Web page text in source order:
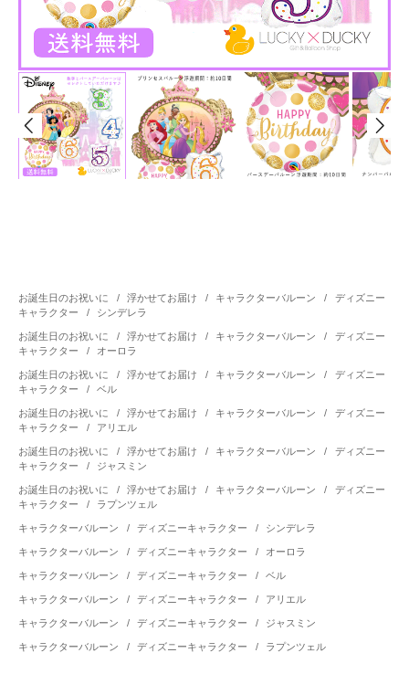
お誕生日のお祝いに / 浮かせてお届け / キャラクターバルーン /
ディズニー
キャラクター
/ シンデレラ
お誕生日のお祝いに / 浮かせてお届け / キャラクターバルーン /
ディズニー
キャラクター
/ オーロラ
お誕生日のお祝いに / 浮かせてお届け / キャラクターバルーン /
ディズニー
キャラクター
/ ベル
お誕生日のお祝いに / 浮かせてお届け / キャラクターバルーン /
ディズニー
キャラクター
/ アリエル
お誕生日のお祝いに / 浮かせてお届け / キャラクターバルーン /
ディズニー
キャラクター
/ ジャスミン
お誕生日のお祝いに / 浮かせてお届け / キャラクターバルーン /
ディズニー
キャラクター
/ ラプンツェル
キャラクターバルーン / ディズニーキャラクター / シンデレラ
キャラクターバルーン / ディズニーキャラクター / オーロラ
キャラクターバルーン / ディズニーキャラクター / ベル
キャラクターバルーン / ディズニーキャラクター / アリエル
キャラクターバルーン / ディズニーキャラクター / ジャスミン
キャラクターバルーン / ディズニーキャラクター / ラプンツェル